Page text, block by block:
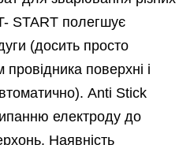
START полегшує
(досить просто
провідника поверхні і
Anti Stick
електроду до
Наявність